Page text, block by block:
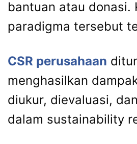
bantuan atau donasi.
paradigma tersebut
CSR perusahaan
menghasilkan
diukur, dievaluasi,
dalam sustainability